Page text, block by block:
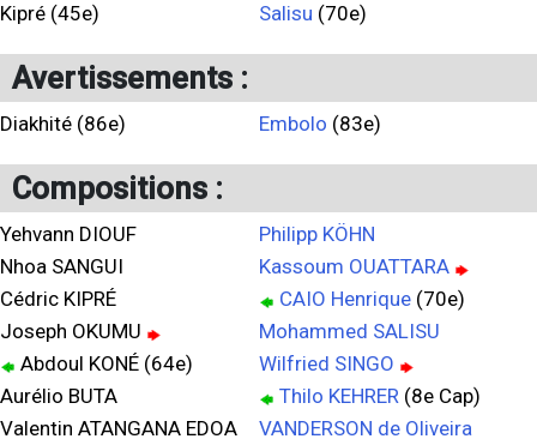
Kipré (45e) Salisu (70e)
Avertissements :
Diakhité (86e) Embolo (83e)
Compositions :
Yehvann DIOUF
Nhoa SANGUI
Cédric KIPRÉ
Joseph OKUMU
Abdoul KONÉ (64e)
Aurélio BUTA
Valentin ATANGANA EDOA
Philipp KÖHN
Kassoum OUATTARA
CAIO Henrique (70e)
Mohammed SALISU
Wilfried SINGO
Thilo KEHRER (8e Cap)
VANDERSON de Oliveira